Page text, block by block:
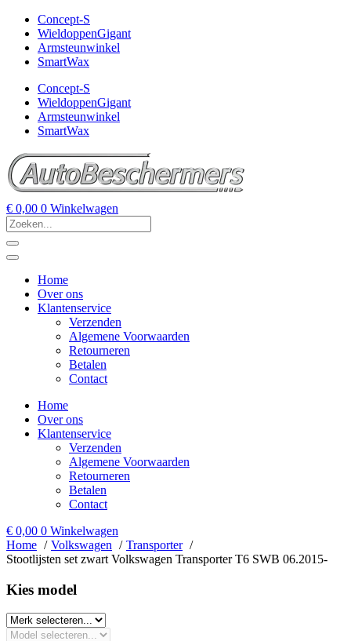
Concept-S
WieldoppenGigant
Armsteunwinkel
SmartWax
Concept-S
WieldoppenGigant
Armsteunwinkel
SmartWax
€ 0,00 0 Winkelwagen
Home
Over ons
Klantenservice
Verzenden
Algemene Voorwaarden
Retourneren
Betalen
Contact
Home
Over ons
Klantenservice
Verzenden
Algemene Voorwaarden
Retourneren
Betalen
Contact
€ 0,00 0 Winkelwagen
Home
Volkswagen
Transporter
Stootlijsten set zwart Volkswagen Transporter T6 SWB 06.2015-
Kies model​